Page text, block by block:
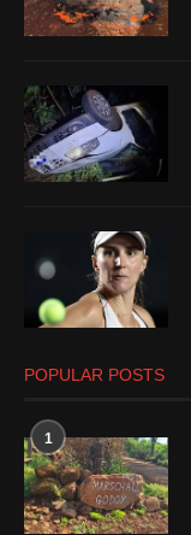
POPULAR POSTS
1